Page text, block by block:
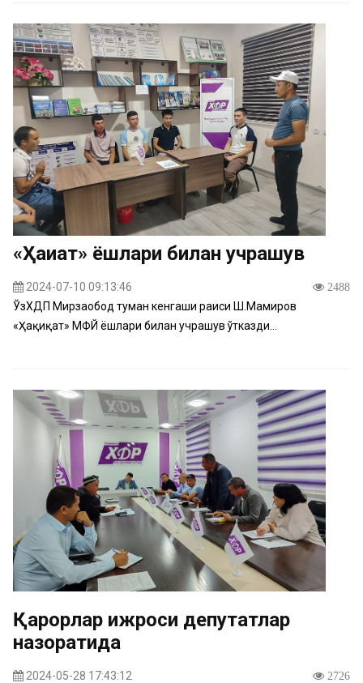
«Ҳақиқат» ёшлари билан учрашув
2024-07-10 09:13:46 2488
ЎзХДП Мирзаобод туман кенгаши раиси Ш.Мамиров
«Ҳақиқат» МФЙ ёшлари билан учрашув ўтказди...
Қарорлар ижроси депутатлар
назоратида
2024-05-28 17:43:12 2726